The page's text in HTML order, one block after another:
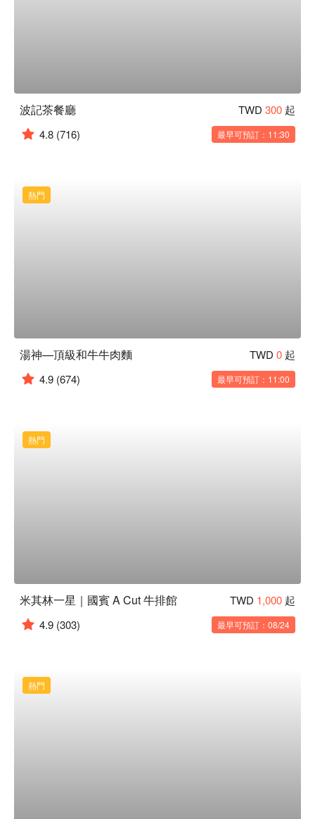
波記茶餐廳 TWD 300 起
4.8 (716) 最早可預訂：11:30
熱門
湯神—頂級和牛牛肉麵 TWD 0 起
4.9 (674) 最早可預訂：11:00
熱門
米其林一星｜國賓 A Cut 牛排館 TWD 1,000 起
4.9 (303) 最早可預訂：08/24
熱門